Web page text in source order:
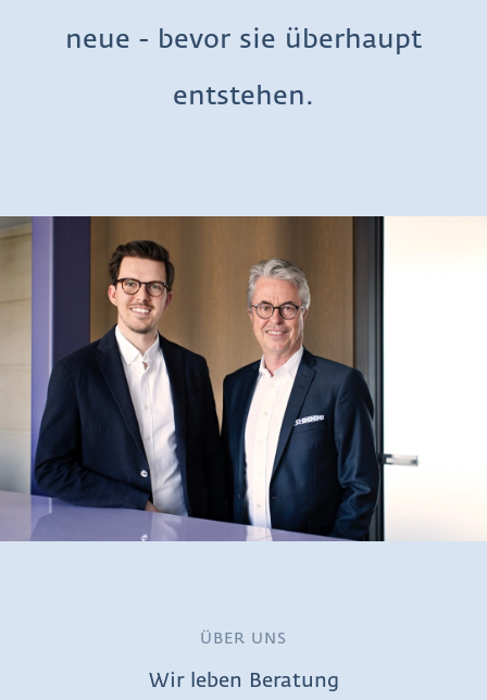
neue - bevor sie überhaupt
entstehen.
ÜBER UNS
Wir leben Beratung